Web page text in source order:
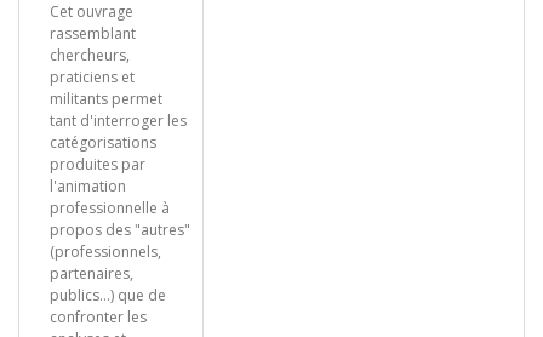
Cet ouvrage
rassemblant
chercheurs,
praticiens et
militants permet
tant d'interroger les
catégorisations
produites par
l'animation
professionnelle à
propos des "autres"
(professionnels,
partenaires,
publics...) que de
confronter les